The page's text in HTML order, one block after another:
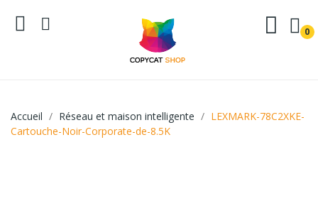
0
Accueil Réseau et maison intelligente
LEXMARK-78C2XKE-
Cartouche-Noir-Corporate-de-8.5K